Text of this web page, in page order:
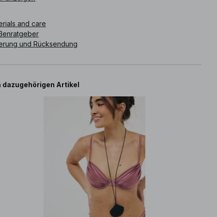
and care
und Rücksendung
dazugehörigen Artikel